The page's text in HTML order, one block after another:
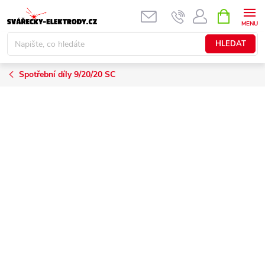
na
obsah
HLEDAT
NÁKUPNÍ
KOŠÍK
Spotřební díly 9/20/20 SC